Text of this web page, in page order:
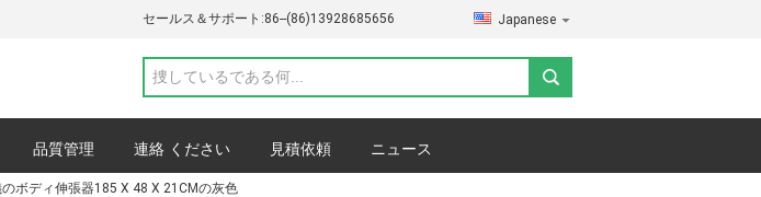
セールス＆サポート:86--(86)13928685656 Japanese
品質管理 連絡 ください 見積依頼 ニュース
ボディ伸張器185 X 48 X 21CMの灰色